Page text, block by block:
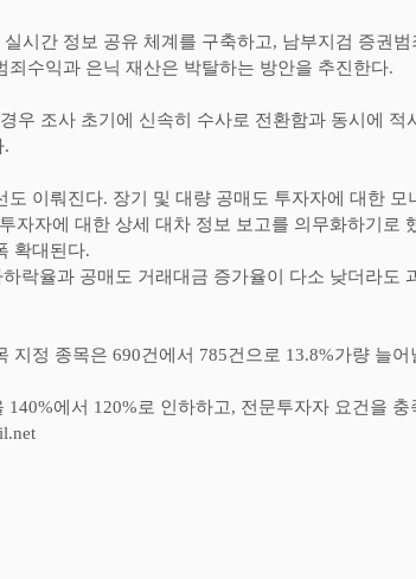
시간 정보 공유 체계를 구축하고, 남부지검 증권
죄수익과 은닉 재산은 박탈하는 방안을 추진한다.
우 조사 초기에 신속히 수사로 전환함과 동시에
.
도 이뤄진다. 장기 및 대량 공매도 투자자에 대한 모
자자에 대한 상세 대차 정보 보고를 의무화하기로
확대된다.
락율과 공매도 거래대금 증가율이 다소 낮더라도
지정 종목은 690건에서 785건으로 13.8%가량 늘어
140%에서 120%로 인하하고, 전문투자자 요건을